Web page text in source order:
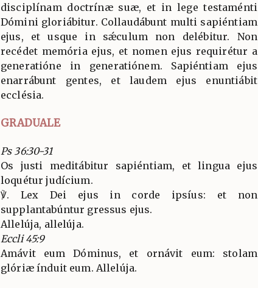
disciplínam doctrínæ suæ, et in lege testaménti
Dómini gloriábitur. Collaudábunt multi sapiéntiam
ejus, et usque in sǽculum non delébitur. Non
recédet memória ejus, et nomen ejus requirétur a
generatióne in generatiónem. Sapiéntiam ejus
enarrábunt gentes, et laudem ejus enuntiábit
ecclésia.
GRADUALE
Ps 36:30-31
Os justi meditábitur sapiéntiam, et lingua ejus
loquétur judícium.
℣. Lex Dei ejus in corde ipsíus: et non
supplantabúntur gressus ejus.
Allelúja, allelúja.
Eccli 45:9
Amávit eum Dóminus, et ornávit eum: stolam
glóriæ índuit eum. Allelúja.